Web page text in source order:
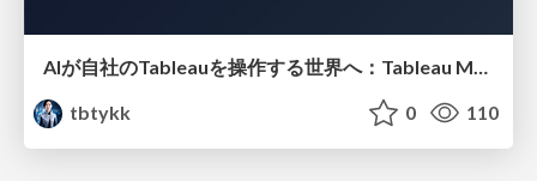
AIが自社のTableauを操作する世界へ：Tableau MCP超入門
tbtykk
0 110